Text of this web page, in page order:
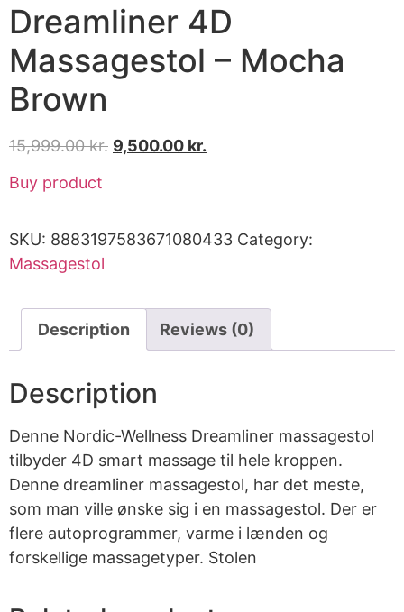
Dreamliner 4D
Massagestol – Mocha
Brown
15,999.00kr. 9,500.00 kr.
Buy product
SKU: 8883197583671080433 Category:
Massagestol
Description Reviews (0)
Description
Denne Nordic-Wellness Dreamliner massagestol
tilbyder 4D smart massage til hele kroppen.
Denne dreamliner massagestol, har det meste,
som man ville ønske sig i en massagestol. Der er
flere autoprogrammer, varme i lænden og
forskellige massagetyper. Stolen